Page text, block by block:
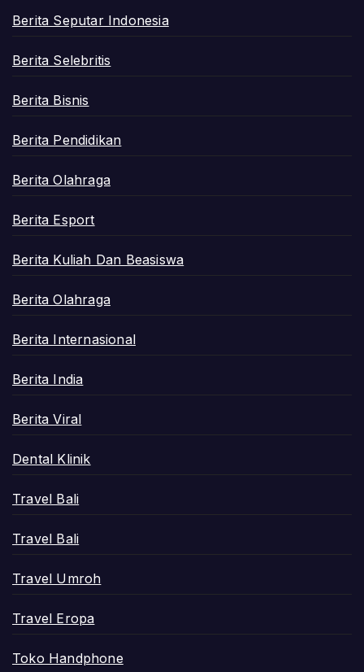
Berita Seputar Indonesia
Berita Selebritis
Berita Bisnis
Berita Pendidikan
Berita Olahraga
Berita Esport
Berita Kuliah Dan Beasiswa
Berita Olahraga
Berita Internasional
Berita India
Berita Viral
Dental Klinik
Travel Bali
Travel Bali
Travel Umroh
Travel Eropa
Toko Handphone